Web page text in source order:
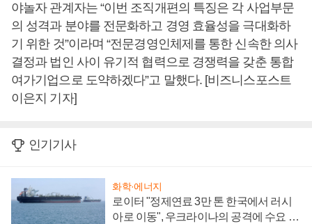
야놀자 관계자는 “이번 조직개편의 특징은 각 사업부문
의 성격과 분야를 전문화하고 경영 효율성을 극대화하
기 위한 것”이라며 “전문경영인체제를 통한 신속한 의사
결정과 법인 사이 유기적 협력으로 경쟁력을 갖춘 통합
여가기업으로 도약하겠다”고 말했다. [비즈니스포스트
이은지 기자]
인기기사
화학·에너지
로이터 "정제연료 3만 톤 한국에서 러시
아로 이동", 우크라이나의 공격에 수요 늘